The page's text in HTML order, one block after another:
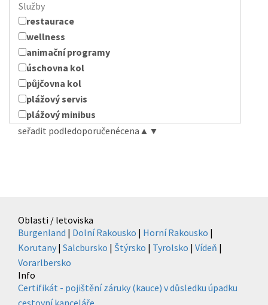
Služby
restaurace
wellness
animační programy
úschovna kol
půjčovna kol
plážový servis
plážový minibus
seřadit podledoporučenécena ▲ ▼
Oblasti / letoviska
Burgenland | Dolní Rakousko | Horní Rakousko |
Korutany | Salcbursko | Štýrsko | Tyrolsko | Vídeň |
Vorarlbersko
Info
Certifikát - pojištění záruky (kauce) v důsledku úpadku
cestovní kanceláře